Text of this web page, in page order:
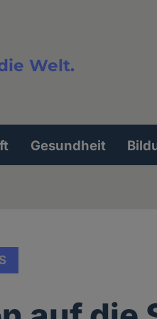
Welt.
Gesundheit